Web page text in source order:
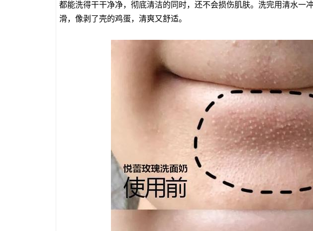
都能洗得干干净净，彻底清洁的同时，还不会损伤肌肤。洗完用清水一
滑，像剥了壳的鸡蛋，清爽又舒适。